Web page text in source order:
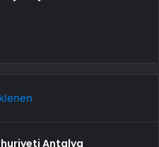
Antalya